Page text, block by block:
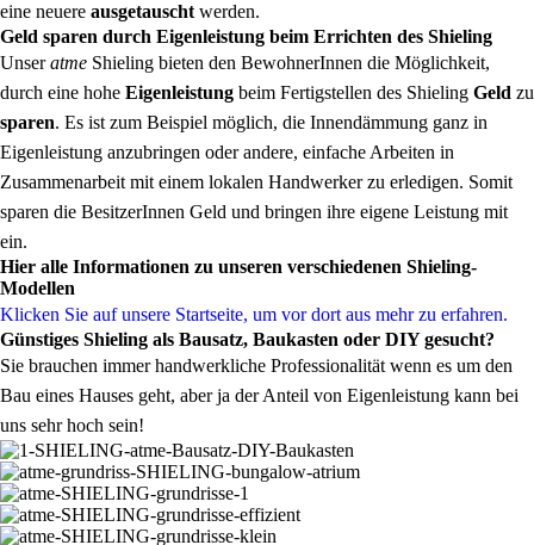
eine neuere ausgetauscht werden.
Geld sparen durch Eigenleistung beim Errichten des Shieling
Unseratme Shieling bieten den BewohnerInnen die Möglichkeit,
durch eine hohe Eigenleistung beim Fertigstellen des Shieling Geld zu
sparen. Es ist zum Beispiel möglich, die Innendämmung ganz in
Eigenleistung anzubringen oder andere, einfache Arbeiten in
Zusammenarbeit mit einem lokalen Handwerker zu erledigen. Somit
sparen die BesitzerInnen Geld und bringen ihre eigene Leistung mit
ein.
Hier alle Informationen zu unseren verschiedenen Shieling-
Modellen
Klicken Sie auf unsere Startseite, um vor dort aus mehr zu erfahren.
Günstiges Shieling als Bausatz, Baukasten oder DIY gesucht?
Sie brauchen immer handwerkliche Professionalität wenn es um den
Bau eines Hauses geht, aber ja der Anteil von Eigenleistung kann bei
uns sehr hoch sein!